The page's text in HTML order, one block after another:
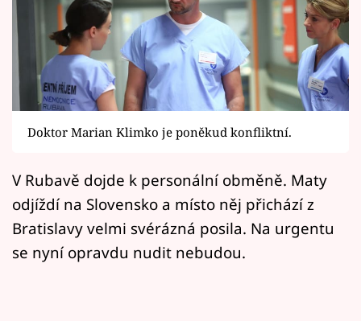
Seriály
Horoskopy
Sledujte prima+
Filmový festival Karlovy Vary
Pořady
Mámy sobě
Doktor Marian Klimko je poněkud konfliktní.
V Rubavě dojde k personální obměně. Maty
odjíždí na Slovensko a místo něj přichází z
Bratislavy velmi svérázná posila. Na urgentu
se nyní opravdu nudit nebudou.